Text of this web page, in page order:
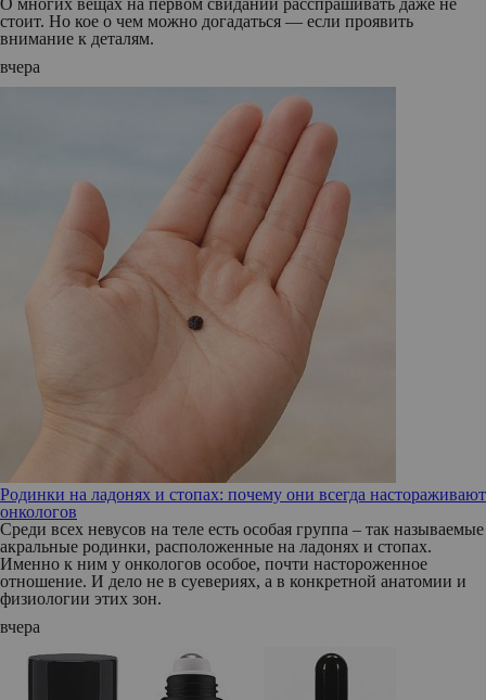
стоит. Но кое о чем можно догадаться — если проявить
внимание к деталям.
вчера
Родинки на ладонях и стопах: почему они всегда настораживают
онкологов
Среди всех невусов на теле есть особая группа – так называемые
акральные родинки, расположенные на ладонях и стопах.
Именно к ним у онкологов особое, почти настороженное
отношение. И дело не в суевериях, а в конкретной анатомии и
физиологии этих зон.
вчера